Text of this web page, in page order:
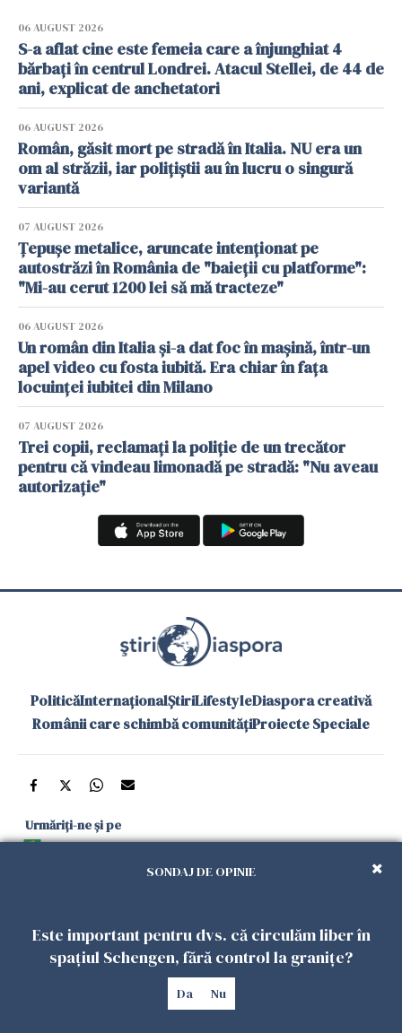
06 AUGUST 2026
S-a aflat cine este femeia care a înjunghiat 4
bărbați în centrul Londrei. Atacul Stellei, de 44 de
ani, explicat de anchetatori
06 AUGUST 2026
Român, găsit mort pe stradă în Italia. NU era un
om al străzii, iar polițiștii au în lucru o singură
variantă
07 AUGUST 2026
Țepușe metalice, aruncate intenționat pe
autostrăzi în România de "baieții cu platforme":
"Mi-au cerut 1200 lei să mă tracteze"
06 AUGUST 2026
Un român din Italia și-a dat foc în mașină, într-un
apel video cu fosta iubită. Era chiar în fața
locuinței iubitei din Milano
07 AUGUST 2026
Trei copii, reclamați la poliție de un trecător
pentru că vindeau limonadă pe stradă: "Nu aveau
autorizație"
PoliticăInternaționalȘtiriLifestyleDiaspora creativă
Românii care schimbă comunitățiProiecte Speciale
Urmăriți-ne și pe
și în aplicațiile mobile
Politica de
confidențialitate
Politica
Cookies
Gestionați
Contact
Declarație de
accesibilitate
Copyright 2026. Toate drepturile rezervate.
SONDAJ DE OPINIE
Este important pentru dvs. că circulăm liber în
spațiul Schengen, fără control la granițe?
Da Nu